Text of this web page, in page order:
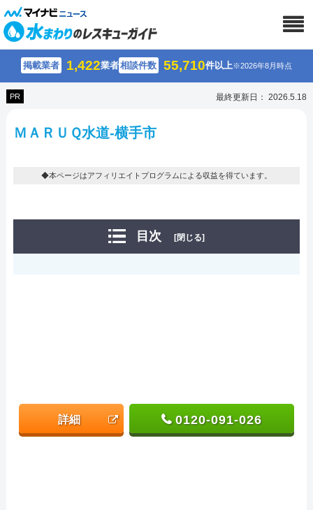
掲載業者 1,422業者相談件数 55,710件以上※2026年8月時点
PR 最終更新日： 2026.5.18
ＭＡＲＵＱ水道-横手市
◆本ページはアフィリエイトプログラムによる収益を得ています。
目次 [閉じる]
詳細 0120-091-026